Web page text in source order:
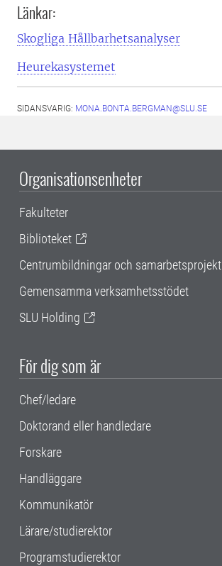
Länkar:
Skogliga Hållbarhetsanalyser
Heurekasystemet
SIDANSVARIG: MONA.BONTA.BERGMAN@SLU.SE
Organisationsenheter
Fakulteter
Biblioteket
Centrumbildningar och samarbetsprojekt
Gemensamma verksamhetsstödet
SLU Holding
För dig som är
Chef/ledare
Doktorand eller handledare
Forskare
Handläggare
Kommunikatör
Lärare/studierektor
Programstudierektor